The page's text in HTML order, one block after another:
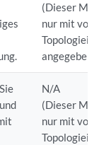
(Dieser
nur mit
angegeben
N/A
(Dieser
nur mit